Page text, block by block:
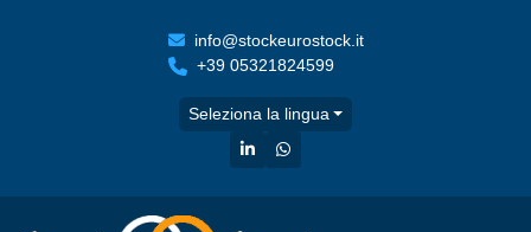
info@stockeurostock.it
+39 05321824599
Seleziona la lingua
linkedinwhatsapp